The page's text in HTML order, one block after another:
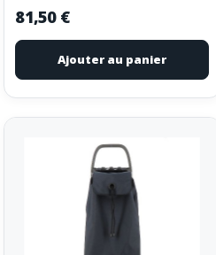
81,50 €
Ajouter au panier